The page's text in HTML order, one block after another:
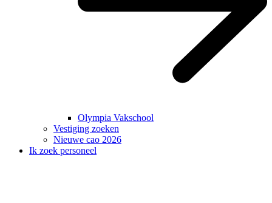
Olympia Vakschool
Vestiging zoeken
Nieuwe cao 2026
Ik zoek personeel